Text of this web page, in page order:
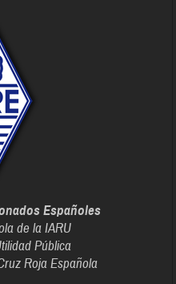
Españoles
de la IARU
Pública
Roja Española